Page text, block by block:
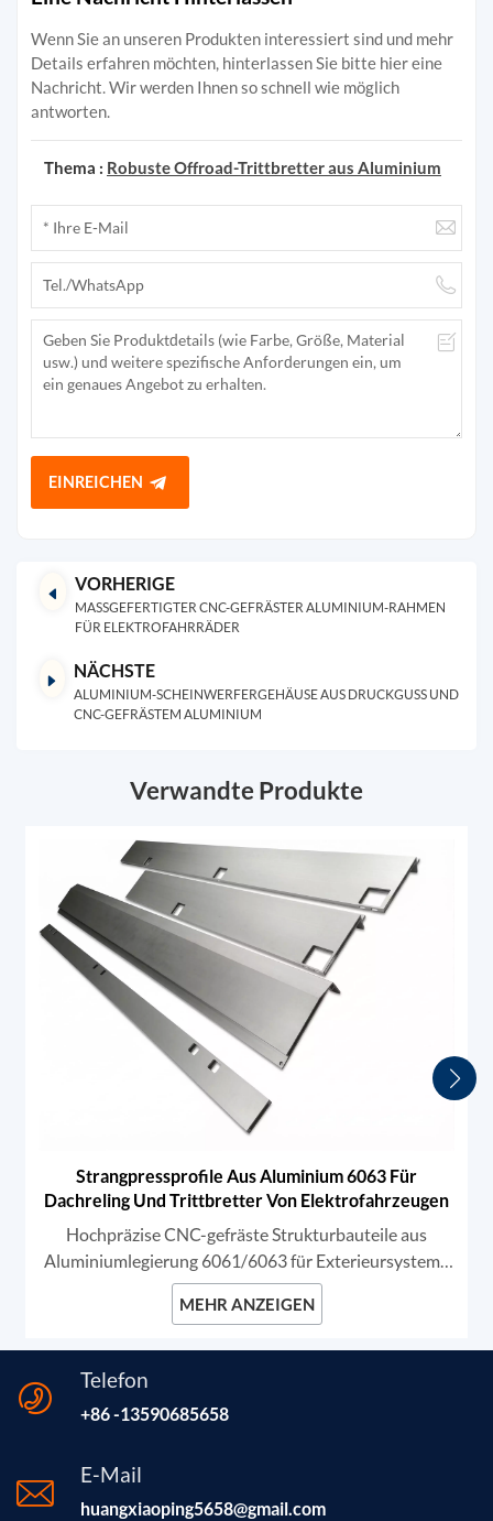
Wenn Sie an unseren Produkten interessiert sind und mehr
Details erfahren möchten, hinterlassen Sie bitte hier eine
Nachricht. Wir werden Ihnen so schnell wie möglich
antworten.
Thema : Robuste Offroad-Trittbretter aus Aluminium
EINREICHEN
VORHERIGE
MASSGEFERTIGTER CNC-GEFRÄSTER ALUMINIUM-RAHMEN F
ÜR ELEKTROFAHRRÄDER
NÄCHSTE
ALUMINIUM-SCHEINWERFERGEHÄUSE AUS DRUCKGUSS UND
CNC-GEFRÄSTEM ALUMINIUM
Verwandte Produkte
Strangpressprofile Aus Aluminium 6063 Für
Dachreling Und Trittbretter Von Elektrofahrzeugen
Hochpräzise CNC-gefräste Strukturbauteile aus
Aluminiumlegierung 6061/6063 für Exterieursysteme
von Elektrofahrzeugen. Diese robusten Profile sind
speziell für Dachreling und Trittbretter konzipiert.
MEHR ANZEIGEN
Telefon
+86 -13590685658
E-Mail
huangxiaoping5658@gmail.com